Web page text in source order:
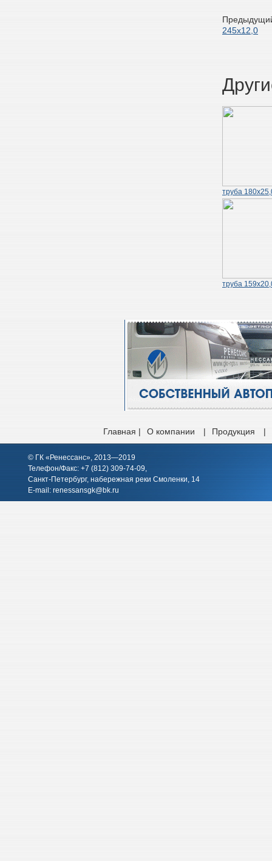
245х12,0
труба
труба
Главная | О компании | Продукция |
© ГК «Ренессанс», 2013—2019
Телефон/Факс: +7 (812) 309-74-09,
Санкт-Петербург, набережная реки Смоленки, 14
E-mail: renessansgk@bk.ru